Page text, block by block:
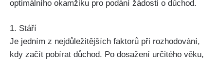
optimálního okamžiku pro podání žádosti o důchod.
1. Stáří
Je jedním z nejdůležitějších faktorů při rozhodování,
kdy začít pobírat důchod. Po dosažení určitého věku,